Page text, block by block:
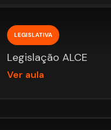
LEGISLATIVA
Legislação ALCE
Ver aula